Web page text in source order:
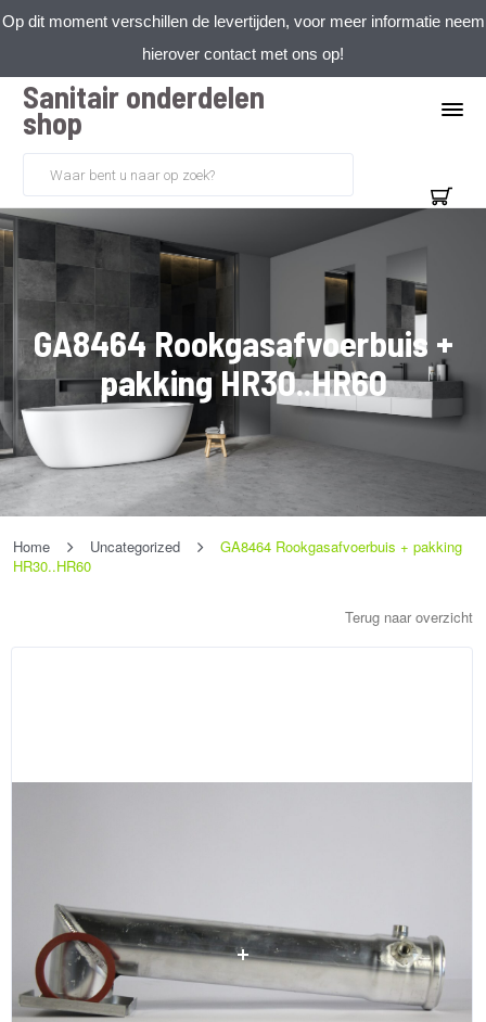
Op dit moment verschillen de levertijden, voor meer informatie neem
hierover contact met ons op!
Sanitair onderdelen
shop
GA8464 Rookgasafvoerbuis +
pakking HR30..HR60
Home Uncategorized
GA8464 Rookgasafvoerbuis + pakking
HR30..HR60
Terug naar overzicht